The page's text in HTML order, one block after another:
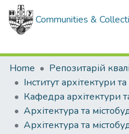
Communities &
Home